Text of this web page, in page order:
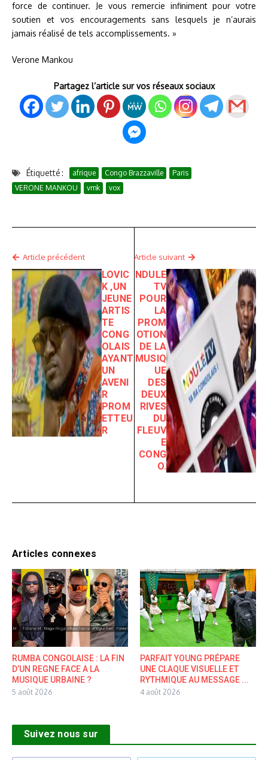
force de continuer. Je vous remercie infiniment pour votre
soutien et vos encouragements sans lesquels je n’aurais
jamais réalisé de tels accomplissements. »
Verone Mankou
Partagez l’article sur vos réseaux sociaux
Étiquetté : afrique Congo Brazzaville
Paris
VERONE MANKOU
vmk vox
Article précédent
LOVIC
K ,UN
JEUNE
ARTIS
TE
CONG
OLAIS
AYANT
UN
AVENI
R
PROM
ETTEU
R
Article suivant
NDULE
TV
POUR
LA
PROM
OTION
DE LA
MUSIQ
UE
DES
DEUX
RIVES
DU
FLEUV
E
CONG
O.
Articles connexes
RUMBA CONGOLAISE : LA FIN
D’UN REGNE FACE A LA
MUSIQUE URBAINE ?
5 août 2026
PARFAIT YOUNG PRÉPARE
UNE CLAQUE VISUELLE ET
RYTHMIQUE AU MESSAGE ...
4 août 2026
Suivez nous sur